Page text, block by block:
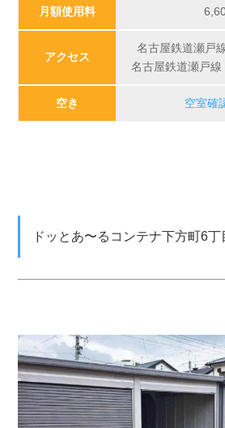
月額使用料
アクセス
名古屋鉄道瀬戸
名古屋鉄道瀬戸
空き 空室確
ドッとあ〜るコンテナ下方町6丁